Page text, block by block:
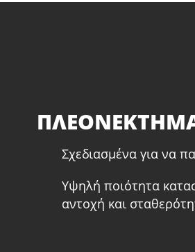
Σχεδιασμένα για να
Υψηλή ποιότητα
αντοχή και